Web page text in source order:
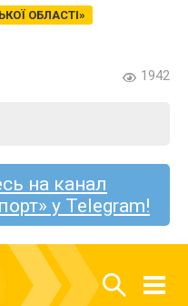
ОБЛАСТІ»
1942
на канал
у Telegram!